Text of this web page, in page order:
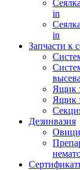
in
in
Запчасти к
высева
Ящик
Ящик
Дезинвазия